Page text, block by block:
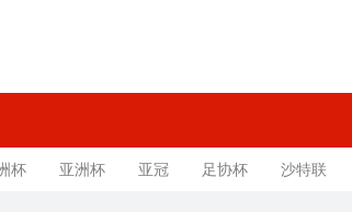
杯 亚洲杯 亚冠 足协杯 沙特联